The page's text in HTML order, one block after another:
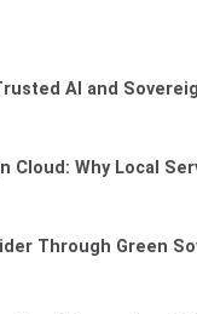
AI and
Cloud: Why Local
Through Green